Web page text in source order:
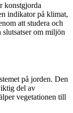
konstgjorda
indikator på klimat,
att studera och
slutsatser om miljön
på jorden. Den
del av
vegetationen till